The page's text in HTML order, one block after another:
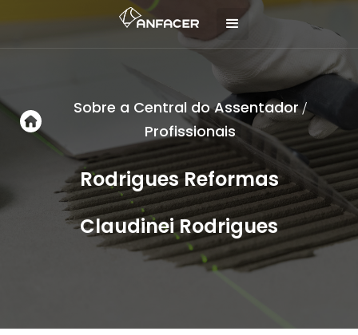
Sobre a Central do Assentador/
Profissionais
Rodrigues Reformas
Claudinei Rodrigues